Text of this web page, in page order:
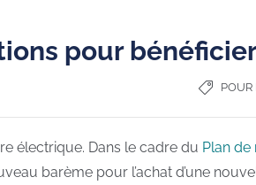
pour
POUR
électrique. Dans le cadre du Plan de
barème pour l’achat d’une